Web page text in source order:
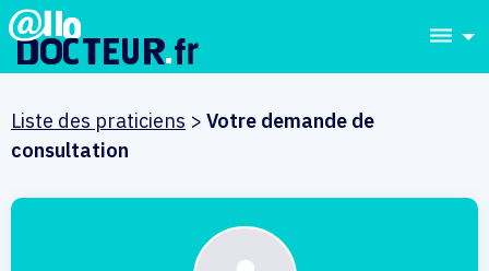
dehaze
Liste des praticiens > Votre demande de
consultation